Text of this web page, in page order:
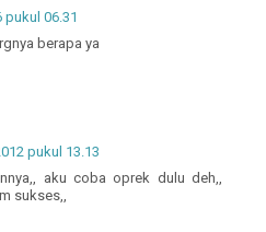
pukul 06.31
berapa ya
pukul 13.13
aku coba oprek dulu deh,,
sukses,,